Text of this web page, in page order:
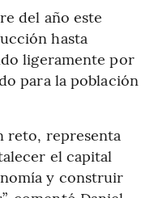
del año este
hasta
ligeramente por
para la población
reto, representa
el capital
y construir